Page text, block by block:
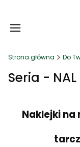
Strona główna Do
Seria - NAL
Naklejki na